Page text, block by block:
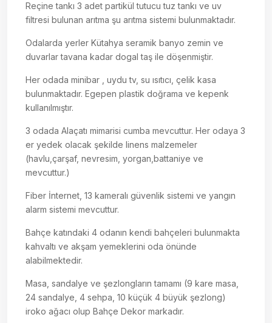
Reçine tankı 3 adet partikül tutucu tuz tankı ve uv
filtresi bulunan arıtma şu arıtma sistemi bulunmaktadır.
Odalarda yerler Kütahya seramik banyo zemin ve
duvarlar tavana kadar dogal taş ile döşenmiştir.
Her odada minibar , uydu tv, su ısıtıcı, çelik kasa
bulunmaktadır. Egepen plastik doğrama ve kepenk
kullanılmıştır.
3 odada Alaçatı mimarisi cumba mevcuttur. Her odaya 3
er yedek olacak şekilde linens malzemeler
(havlu,çarşaf, nevresim, yorgan,battaniye ve
mevcuttur.)
Fiber İnternet, 13 kameralı güvenlik sistemi ve yangın
alarm sistemi mevcuttur.
Bahçe katındaki 4 odanın kendi bahçeleri bulunmakta
kahvaltı ve akşam yemeklerini oda önünde
alabilmektedir.
Masa, sandalye ve şezlongların tamamı (9 kare masa,
24 sandalye, 4 sehpa, 10 küçük 4 büyük şezlong)
iroko ağacı olup Bahçe Dekor markadır.